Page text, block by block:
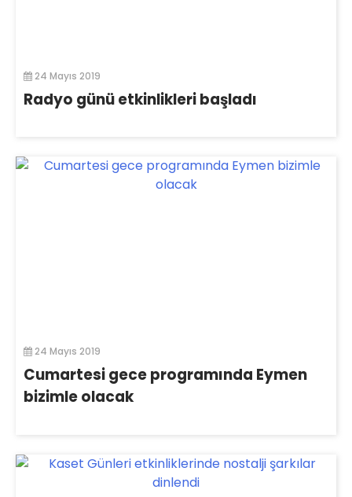
24 Mayıs 2019
Radyo günü etkinlikleri başladı
24 Mayıs 2019
Cumartesi gece programında Eymen
bizimle olacak